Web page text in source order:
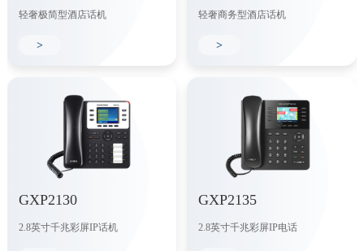
轻奢极简型酒店话机
>
轻奢商务型酒店话机
>
GXP2130
2.8英寸千兆彩屏IP话机
GXP2135
2.8英寸千兆彩屏IP电话